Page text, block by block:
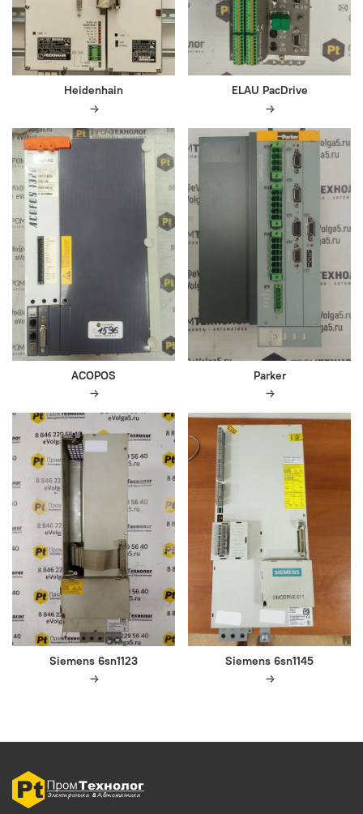
Heidenhain ELAU PacDrive
ACOPOS Parker
Siemens 6sn1123 Siemens 6sn1145